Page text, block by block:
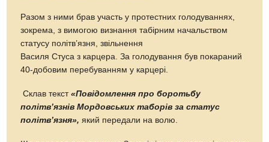
Разом з ними брав участь у протестних голодуваннях,
зокрема, з вимогою визнання табірним начальством
статусу політв’язня, звільнення
Василя Стуса з карцера. За голодування був покараний
40-добовим перебуванням у карцері.
Склав текст«Повідомлення про боротьбу
політв’язнів Мордовських таборів за статус
політв’язня», який передали на волю.